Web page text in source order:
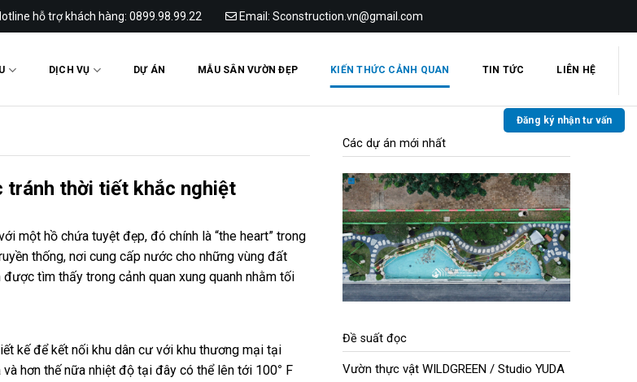
hỗ trợ khách hàng: 0899.98.99.22 Email: Sconstruction.vn@gmail.com
DỊCH VỤ DỰ ÁN MẪU SÂN VƯỜN ĐẸP KIẾN THỨC CẢNH QUAN TIN TỨC LIÊN HỆ
Đăng ký nhận tư vấn
thời tiết khắc nghiệt
một hồ chứa tuyệt đẹp, đó chính là “the heart” trong
thống, nơi cung cấp nước cho những vùng đất
tìm thấy trong cảnh quan xung quanh nhằm tối
kế để kết nối khu dân cư với khu thương mại tại
hơn thế nữa nhiệt độ tại đây có thể lên tới 100° F
Các dự án mới nhất
Đề suất đọc
Vườn thực vật WILDGREEN / Studio YUDA